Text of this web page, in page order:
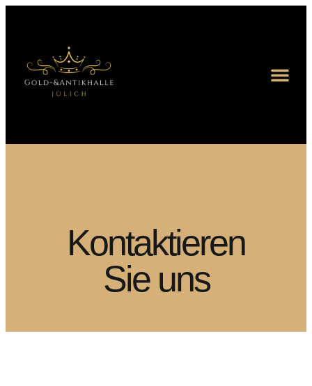
Kontaktieren
Sie uns